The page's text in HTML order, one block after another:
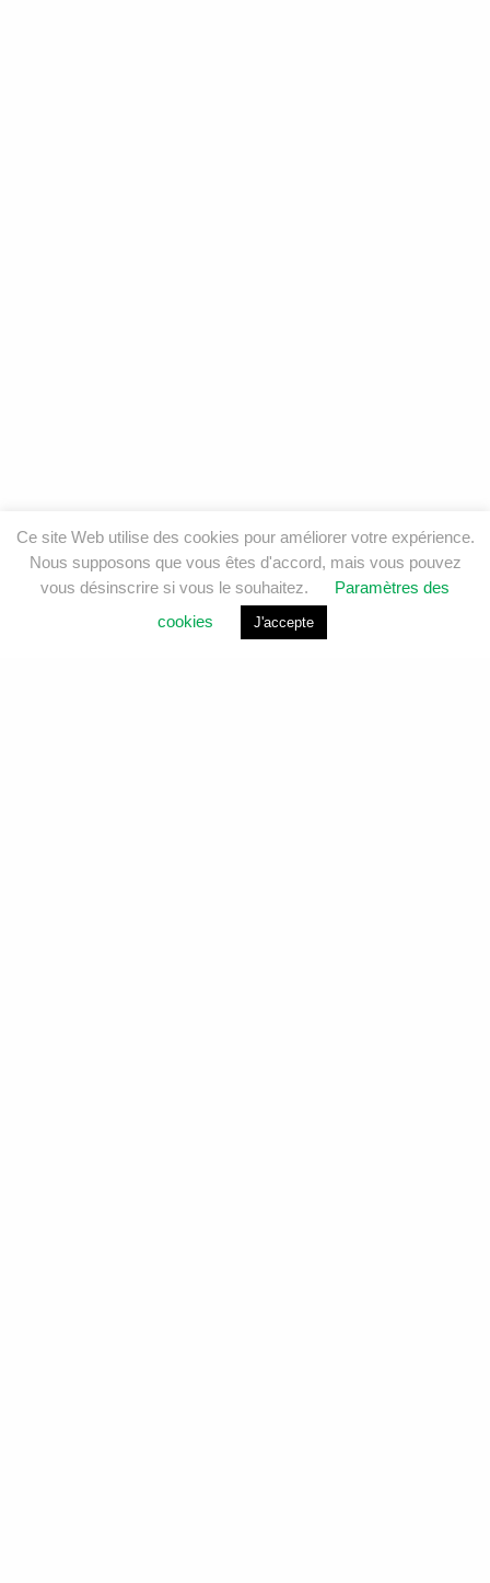
Ce site Web utilise des cookies pour améliorer votre expérience.
Nous supposons que vous êtes d'accord, mais vous pouvez
vous désinscrire si vous le souhaitez.
Paramètres des
cookies
J'accepte